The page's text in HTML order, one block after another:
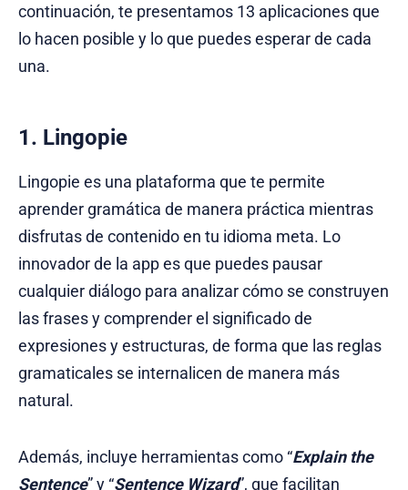
continuación, te presentamos 13 aplicaciones que
lo hacen posible y lo que puedes esperar de cada
una.
1. Lingopie
Lingopie es una plataforma que te permite
aprender gramática de manera práctica mientras
disfrutas de contenido en tu idioma meta. Lo
innovador de la app es que puedes pausar
cualquier diálogo para analizar cómo se construyen
las frases y comprender el significado de
expresiones y estructuras, de forma que las reglas
gramaticales se internalicen de manera más
natural.
Además, incluye herramientas como “Explain the
Sentence” y “Sentence Wizard”, que facilitan